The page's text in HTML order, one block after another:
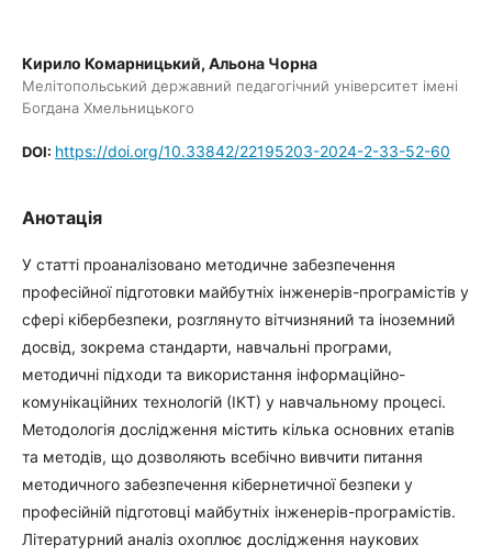
Кирило Комарницький, Альона Чорна
Мелітопольський державний педагогічний університет імені
Богдана Хмельницького
DOI: https://doi.org/10.33842/22195203-2024-2-33-52-60
Анотація
У статті проаналізовано методичне забезпечення
професійної підготовки майбутніх інженерів-програмістів у
сфері кібербезпеки, розглянуто вітчизняний та іноземний
досвід, зокрема стандарти, навчальні програми,
методичні підходи та використання інформаційно-
комунікаційних технологій (ІКТ) у навчальному процесі.
Методологія дослідження містить кілька основних етапів
та методів, що дозволяють всебічно вивчити питання
методичного забезпечення кібернетичної безпеки у
професійній підготовці майбутніх інженерів-програмістів.
Літературний аналіз охоплює дослідження наукових